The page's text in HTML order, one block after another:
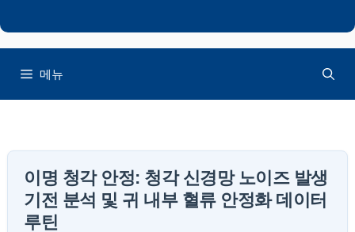
뛰
메뉴
이명 청각 안정: 청각 신경망 노이즈 발생
기전 분석 및 귀 내부 혈류 안정화 데이터
루틴